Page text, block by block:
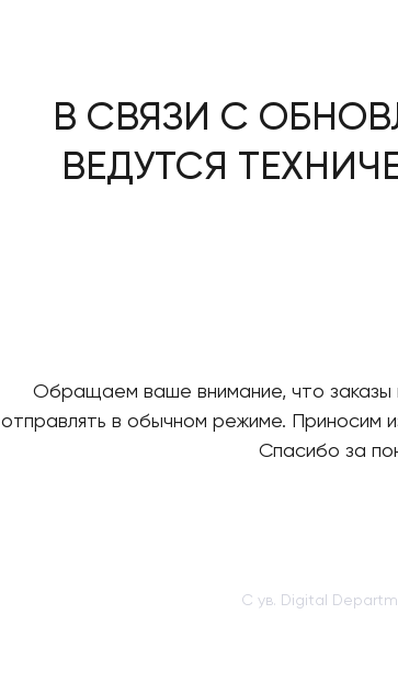
В СВЯЗИ С
ВЕДУТСЯ
Обращаем ваше внимание, что заказы
отправлять в обычном режиме. Приносим
Спасибо за
С ув. Digital